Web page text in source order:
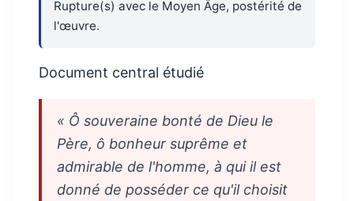
Rupture(s) avec le Moyen Âge, postérité de
l'œuvre.
Document central étudié
« Ô souveraine bonté de Dieu le
Père, ô bonheur suprême et
admirable de l'homme, à qui il est
donné de posséder ce qu'il choisit